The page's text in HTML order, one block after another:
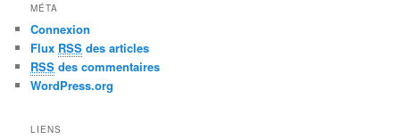
MÉTA
Connexion
Flux RSS des articles
RSS des commentaires
WordPress.org
LIENS